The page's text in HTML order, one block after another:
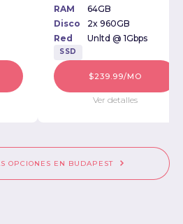
RAM
64GB
Disco
2x 960GB
Red
Unltd @ 1Gbps
SSD
$239.99/MO
Ver detalles
OPCIONES EN BUDAPEST